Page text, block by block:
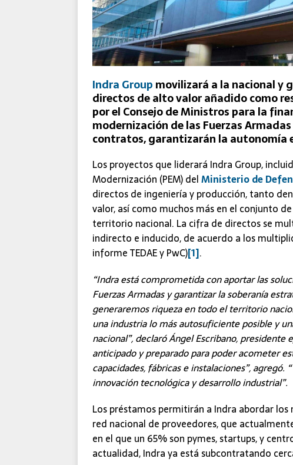
Indra Group movilizará a la nacional y
directos de alto valor añadido como
por el Consejo de Ministros para la
modernización de las Fuerzas
contratos, garantizarán la autonomía
Los proyectos que liderará Indra Group,
Modernización (PEM) delMinisterio de
directos de ingeniería y producción, tanto
valor, así como muchos más en el conjunto
territorio nacional. La cifra de directos se
indirecto e inducido, de acuerdo a los
informe TEDAE y PwC)[1].
“Indra está comprometida con aportar las
Fuerzas Armadas y garantizar la soberanía
generaremos riqueza en todo el territorio
una industria lo más autosuficiente posible y
nacional”, declaró Ángel Escribano,
anticipado y preparado para poder acometer
capacidades, fábricas e instalaciones”, agregó.
innovación tecnológica y desarrollo industrial”.
Los préstamos permitirán a Indra abordar
red nacional de proveedores, que
en el que un 65% son pymes, startups, y
actualidad, Indra ya está subcontratando